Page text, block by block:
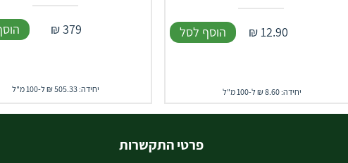
12.90
₪ הוסף לסל
יחידה: 8.60 ₪ ל-100 מ"ל
379
₪
יחידה: 505.33 ₪ ל-100 מ"ל
פרטי התקשרות